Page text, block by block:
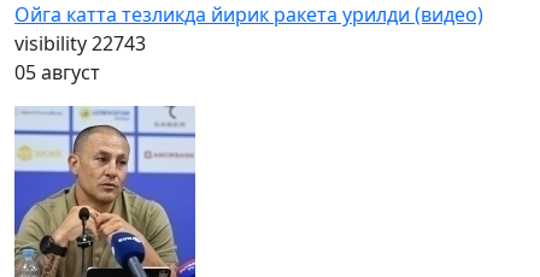
Ойга катта тезликда йирик ракета урилди (видео)
visibility22743
05 август